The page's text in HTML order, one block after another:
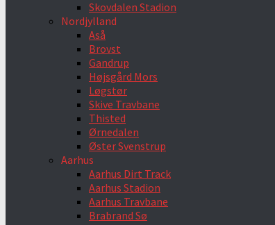
Skovdalen Stadion
Nordjylland
Aså
Brovst
Gandrup
Højsgård Mors
Løgstør
Skive Travbane
Thisted
Ørnedalen
Øster Svenstrup
Aarhus
Aarhus Dirt Track
Aarhus Stadion
Aarhus Travbane
Brabrand Sø